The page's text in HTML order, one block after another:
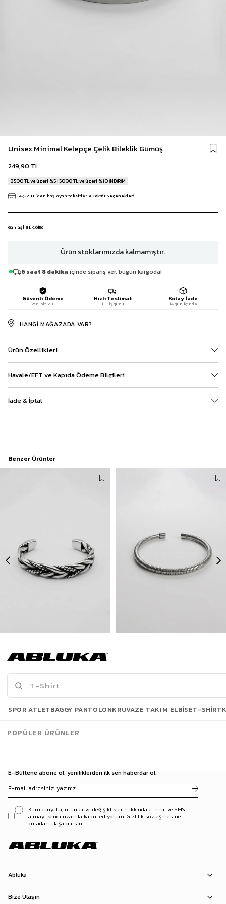
Unisex Minimal Kelepçe Çelik Bileklik Gümüş
249,90 TL
3500 TL ve üzeri %5 | 5000 TL ve üzeri %10 İNDİRİM
47,22 TL`den başlayan taksitlerle Taksit Seçenekleri
Gümüş | BLK.0156
Ürün stoklarımızda kalmamıştır.
6 saat 8 dakika içinde sipariş ver, bugün kargoda!
Güvenli Ödeme
256-bit SSL
Hızlı Teslimat
1-3 iş günü
Kolay İade
14 gün içinde
HANGI MAĞAZADA VAR?
Ürün Özellikleri
Havale/EFT ve Kapıda Ödeme Bilgileri
İade & İptal
Benzer Ürünler
799,90 TL
İNDİRİM
İNDİRİM
Son Bakılanlar
E-Bültene abone ol, yeniliklerden ilk sen haberdar ol.
Kampanyalar, ürünler ve değişiklikler hakkında e-mail ve SMS
almayı kendi rızamla kabul ediyorum. Gizlilik sözleşmesine
buradan ulaşabilirsin
Abluka
Bize Ulaşın
SPOR ATLETBAGGY PANTOLONKRUVAZE TAKIM ELBISET-SHIRT
POPÜLER ÜRÜNLER